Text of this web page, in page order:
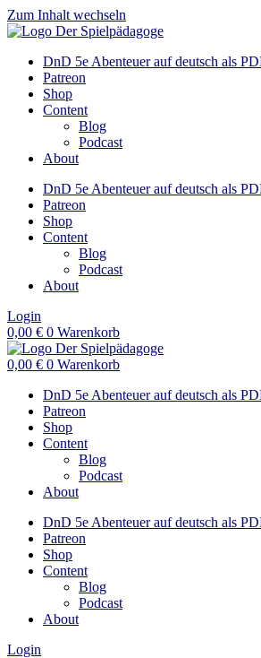
Zum Inhalt wechseln
DnD 5e Abenteuer auf deutsch als
Patreon
Shop
Content
Blog
Podcast
About
DnD 5e Abenteuer auf deutsch als
Patreon
Shop
Content
Blog
Podcast
About
Login
0,00 € 0 Warenkorb
0,00 € 0 Warenkorb
DnD 5e Abenteuer auf deutsch als
Patreon
Shop
Content
Blog
Podcast
About
DnD 5e Abenteuer auf deutsch als
Patreon
Shop
Content
Blog
Podcast
About
Login